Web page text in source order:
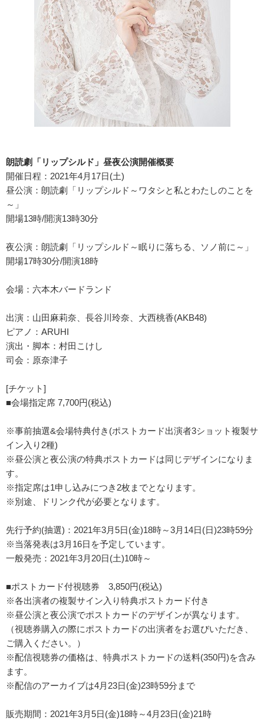
朗読劇「リップシルド」昼夜公演開催概要
開催日程：2021年4月17日(土)
昼公演：朗読劇「リップシルド～ワタシと私とわたしのことを
～」
開場13時/開演13時30分
夜公演：朗読劇「リップシルド～眠りに落ちる、ソノ前に～」
開場17時30分/開演18時
会場：六本木バードランド
出演：山田麻莉奈、長谷川玲奈、大西桃香(AKB48)
ピアノ：ARUHI
演出・脚本：村田こけし
司会：原奈津子
[チケット]
■会場指定席 7,700円(税込)
※事前抽選&会場特典付き(ポストカード出演者3ショット複製サ
イン入り2種)
※昼公演と夜公演の特典ポストカードは同じデザインになりま
す。
※指定席は1申し込みにつき2枚までとなります。
※別途、ドリンク代が必要となります。
先行予約(抽選)：2021年3月5日(金)18時～3月14日(日)23時59分
※当落発表は3月16日を予定しています。
一般発売：2021年3月20日(土)10時～
■ポストカード付視聴券 3,850円(税込)
※各出演者の複製サイン入り特典ポストカード付き
※昼公演と夜公演でポストカードのデザインが異なります。
（視聴券購入の際にポストカードの出演者をお選びいただき、
ご購入ください。）
※配信視聴券の価格は、特典ポストカードの送料(350円)を含み
ます。
※配信のアーカイブは4月23日(金)23時59分まで
販売期間：2021年3月5日(金)18時～4月23日(金)21時